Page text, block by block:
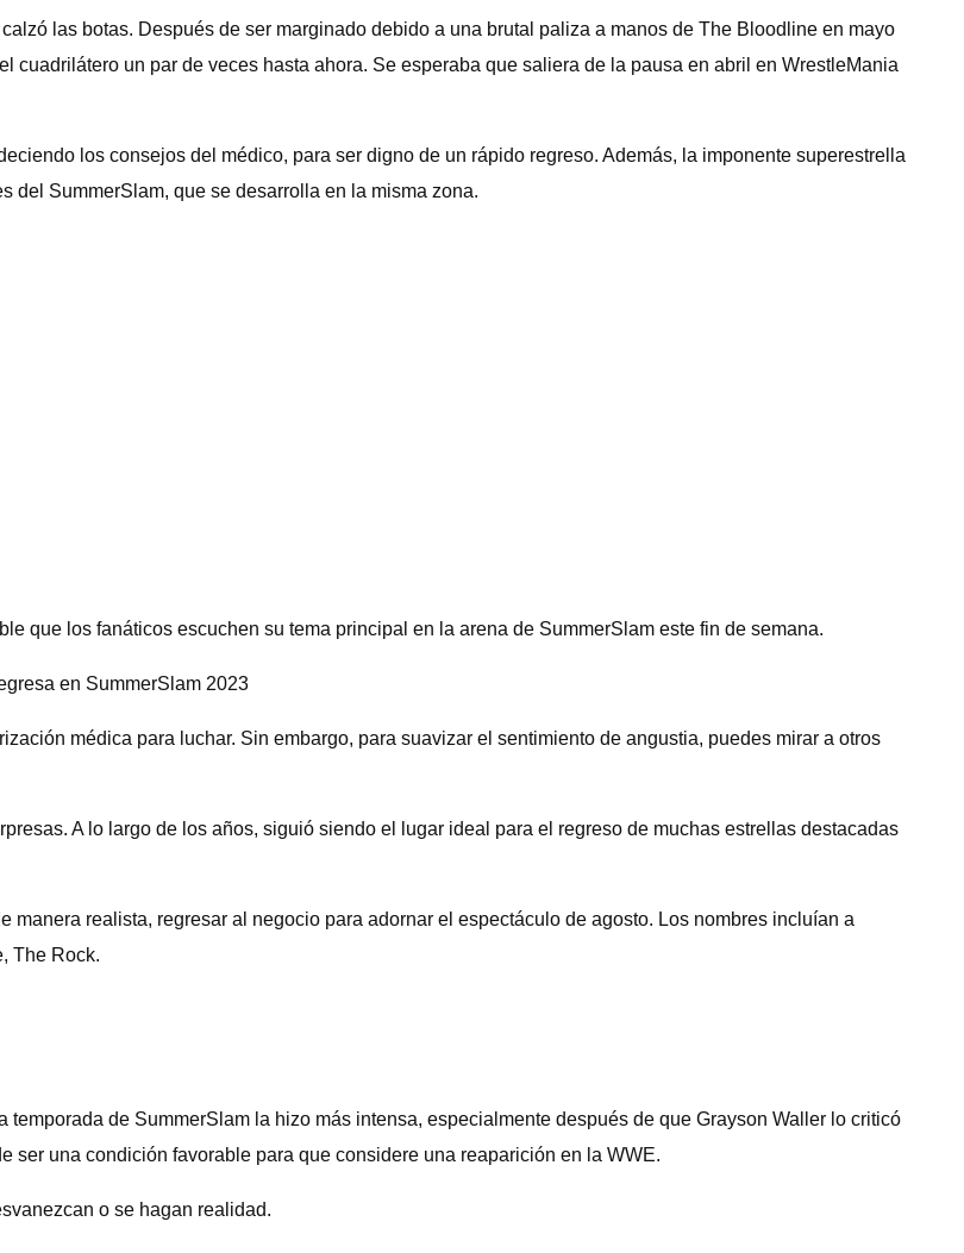
las botas. Después de ser marginado debido a una brutal paliza a manos de The Bloodline en mayo
cuadrilátero un par de veces hasta ahora. Se esperaba que saliera de la pausa en abril en WrestleMania
los consejos del médico, para ser digno de un rápido regreso. Además, la imponente superestrella
del SummerSlam, que se desarrolla en la misma zona.
que los fanáticos escuchen su tema principal en la arena de SummerSlam este fin de semana.
en SummerSlam 2023
médica para luchar. Sin embargo, para suavizar el sentimiento de angustia, puedes mirar a otros
A lo largo de los años, siguió siendo el lugar ideal para el regreso de muchas estrellas destacadas
realista, regresar al negocio para adornar el espectáculo de agosto. Los nombres incluían a
The Rock.
de SummerSlam la hizo más intensa, especialmente después de que Grayson Waller lo criticó
una condición favorable para que considere una reaparición en la WWE.
o se hagan realidad.